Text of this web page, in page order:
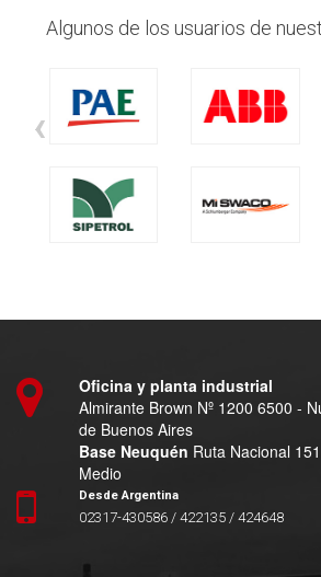
Algunos de los usuarios de
‹
Oficina y planta industrial
Almirante Brown Nº 1200 6500 -
de Buenos Aires
Base Neuquén Ruta Nacional
Medio
Desde Argentina
02317-430586 / 422135 / 424648